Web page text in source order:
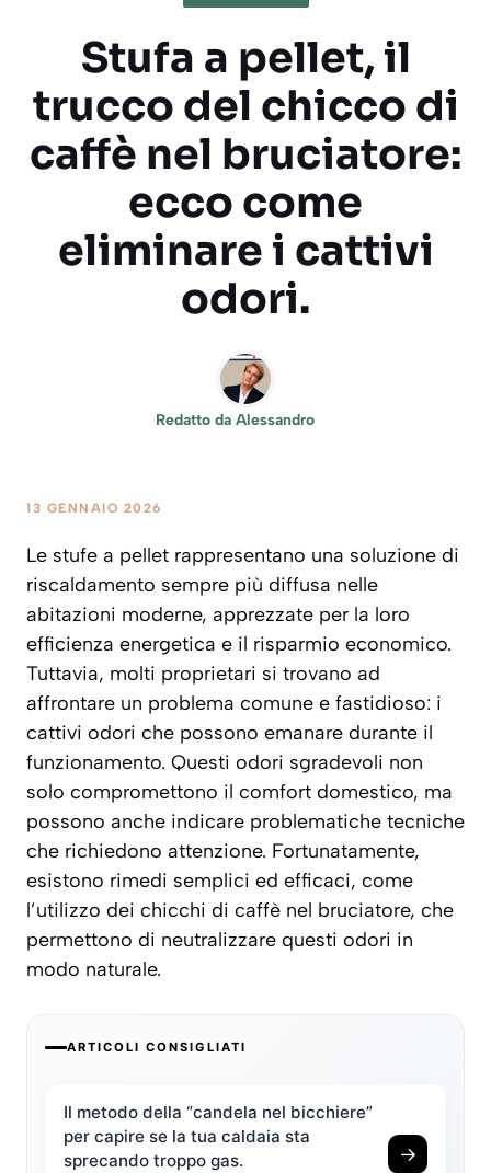
Stufa a pellet, il
trucco del chicco di
caffè nel bruciatore:
ecco come
eliminare i cattivi
odori.
Redatto da Alessandro
13 GENNAIO 2026
Le stufe a pellet rappresentano una soluzione di
riscaldamento sempre più diffusa nelle
abitazioni moderne, apprezzate per la loro
efficienza energetica e il risparmio economico.
Tuttavia, molti proprietari si trovano ad
affrontare un problema comune e fastidioso: i
cattivi odori che possono emanare durante il
funzionamento. Questi odori sgradevoli non
solo compromettono il comfort domestico, ma
possono anche indicare problematiche tecniche
che richiedono attenzione. Fortunatamente,
esistono rimedi semplici ed efficaci, come
l’utilizzo dei chicchi di caffè nel bruciatore, che
permettono di neutralizzare questi odori in
modo naturale.
ARTICOLI CONSIGLIATI
Il metodo della “candela nel bicchiere”
per capire se la tua caldaia sta
sprecando troppo gas.
→